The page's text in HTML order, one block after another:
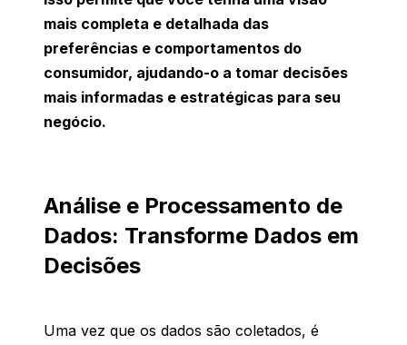
mais completa e detalhada das
preferências e comportamentos do
consumidor, ajudando-o a tomar decisões
mais informadas e estratégicas para seu
negócio.
Análise e Processamento de
Dados: Transforme Dados em
Decisões
Uma vez que os dados são coletados, é